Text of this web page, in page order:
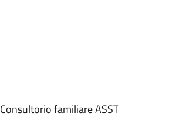
Consultorio familiare ASST